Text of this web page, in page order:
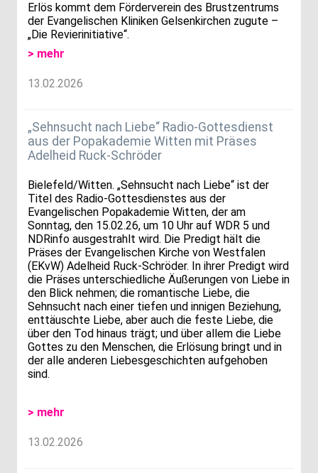
Erlös kommt dem Förderverein des Brustzentrums
der Evangelischen Kliniken Gelsenkirchen zugute –
„Die Revierinitiative“.
> mehr
13.02.2026
„Sehnsucht nach Liebe“ Radio-Gottesdienst
aus der Popakademie Witten mit Präses
Adelheid Ruck-Schröder
Bielefeld/Witten. „Sehnsucht nach Liebe“ ist der
Titel des Radio-Gottesdienstes aus der
Evangelischen Popakademie Witten, der am
Sonntag, den 15.02.26, um 10 Uhr auf WDR 5 und
NDRinfo ausgestrahlt wird. Die Predigt hält die
Präses der Evangelischen Kirche von Westfalen
(EKvW) Adelheid Ruck-Schröder. In ihrer Predigt wird
die Präses unterschiedliche Äußerungen von Liebe in
den Blick nehmen; die romantische Liebe, die
Sehnsucht nach einer tiefen und innigen Beziehung,
enttäuschte Liebe, aber auch die feste Liebe, die
über den Tod hinaus trägt; und über allem die Liebe
Gottes zu den Menschen, die Erlösung bringt und in
der alle anderen Liebesgeschichten aufgehoben
sind.
> mehr
13.02.2026